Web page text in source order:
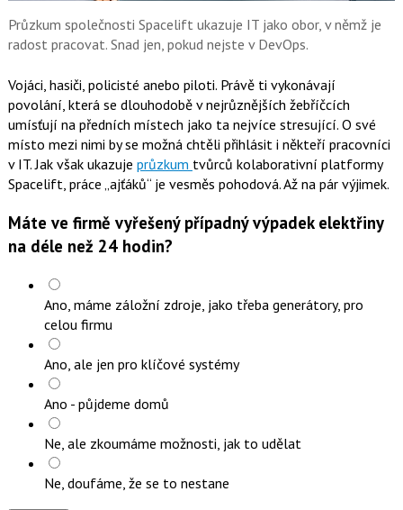
k
Průzkum společnosti Spacelift ukazuje IT jako obor, v němž je
radost pracovat. Snad jen, pokud nejste v DevOps.
Vojáci, hasiči, policisté anebo piloti. Právě ti vykonávají
povolání, která se dlouhodobě v nejrůznějších žebříčcích
umísťují na předních místech jako ta nejvíce stresující. O své
místo mezi nimi by se možná chtěli přihlásit i někteří pracovníci
v IT. Jak však ukazuje průzkum tvůrců kolaborativní platformy
Spacelift, práce „ajťáků“ je vesměs pohodová. Až na pár výjimek.
Máte ve firmě vyřešený případný výpadek elektřiny
na déle než 24 hodin?
Ano, máme záložní zdroje, jako třeba generátory, pro
celou firmu
Ano, ale jen pro klíčové systémy
Ano - půjdeme domů
Ne, ale zkoumáme možnosti, jak to udělat
Ne, doufáme, že se to nestane